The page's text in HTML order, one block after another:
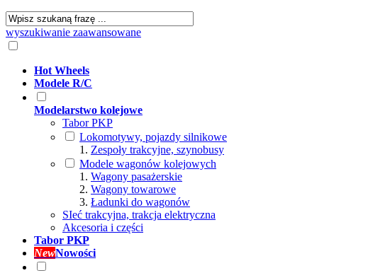
wyszukiwanie zaawansowane
Hot Wheels
Modele R/C
Modelarstwo kolejowe
Tabor PKP
Lokomotywy, pojazdy silnikowe
Zespoły trakcyjne, szynobusy
Modele wagonów kolejowych
Wagony pasażerskie
Wagony towarowe
Ładunki do wagonów
SIeć trakcyjna, trakcja elektryczna
Akcesoria i części
Tabor PKP
NewNowości